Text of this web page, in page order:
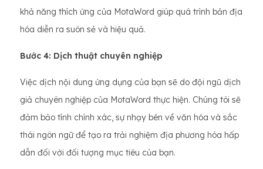
khả năng thích ứng của MotaWord giúp quá trình bản địa
hóa diễn ra suôn sẻ và hiệu quả.
Bước 4: Dịch thuật chuyên nghiệp
Việc dịch nội dung ứng dụng của bạn sẽ do đội ngũ dịch
giả chuyên nghiệp của MotaWord thực hiện. Chúng tôi sẽ
đảm bảo tính chính xác, sự nhạy bén về văn hóa và sắc
thái ngôn ngữ để tạo ra trải nghiệm địa phương hóa hấp
dẫn đối với đối tượng mục tiêu của bạn.